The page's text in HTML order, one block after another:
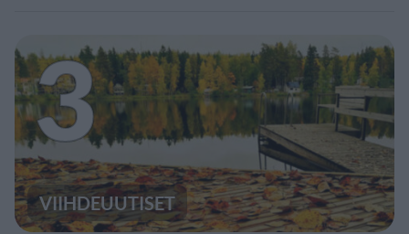
3
VIIHDEUUTISET